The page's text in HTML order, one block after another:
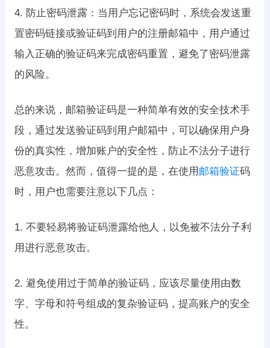
4. 防止密码泄露：当用户忘记密码时，系统会发送重
置密码链接或验证码到用户的注册邮箱中，用户通过
输入正确的验证码来完成密码重置，避免了密码泄露
的风险。
总的来说，邮箱验证码是一种简单有效的安全技术手
段，通过发送验证码到用户邮箱中，可以确保用户身
份的真实性，增加账户的安全性，防止不法分子进行
恶意攻击。然而，值得一提的是，在使用 邮箱验证码
时，用户也需要注意以下几点：
1. 不要轻易将验证码泄露给他人，以免被不法分子利
用进行恶意攻击。
2. 避免使用过于简单的验证码，应该尽量使用由数
字、字母和符号组成的复杂验证码，提高账户的安全
性。